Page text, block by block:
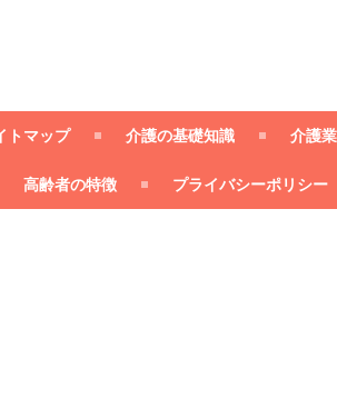
トマップ 介護の基礎知識 介護
高齢者の特徴 プライバシーポリシー